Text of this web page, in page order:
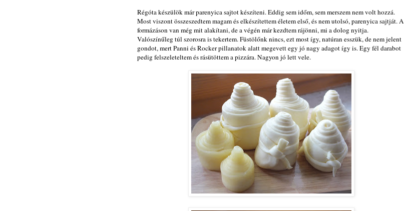
Régóta készülök már parenyica sajtot készíteni. Eddig sem időm, sem merszem nem volt hozzá.
Most viszont összeszedtem magam és elkészítettem életem első, és nem utolsó, parenyica sajtját. A
formázáson van még mit alakítani, de a végén már kezdtem rájönni, mi a dolog nyitja.
Valószínűleg túl szorosra is tekertem. Füstölőnk nincs, ezt most így, natúran esszük, de nem jelent
gondot, mert Panni és Rocker pillanatok alatt megevett egy jó nagy adagot így is. Egy fél darabot
pedig felszeleteltem és rásütöttem a pizzára. Nagyon jó lett vele.